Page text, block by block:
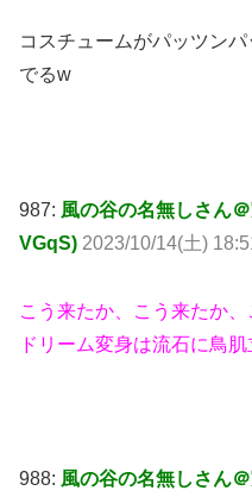
コスチュームがパッツン
でるw
987: 風の谷の名無しさん
VGqS) 2023/10/14(土)
こう来たか、こう来たか、
ドリーム変身は流石に鳥肌
988: 風の谷の名無しさん